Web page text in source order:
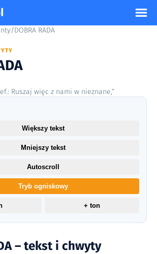
/DOBRA RADA
Ruszaj więc z nami w nieznane,”
– tekst i chwyty
Większy tekst
Mniejszy tekst
Autoscroll
Tryb ogniskowy
+ ton